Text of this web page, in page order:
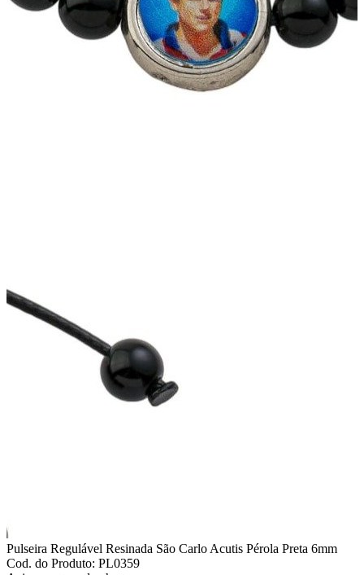
Pulseira Regulável Resinada São Carlo Acutis Pérola Preta 6mm
Cod. do Produto: PL0359